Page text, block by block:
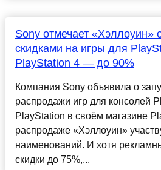
Sony отмечает «Хэллоуин»
скидками на игры для
PlayStation 4 — до 90%
Компания Sony объявила о
распродажи игр для консолей
PlayStation в своём магазине
распродаже «Хэллоуин»
наименований. И хотя
скидки до 75%,...